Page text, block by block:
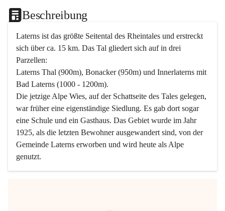
Beschreibung
Laterns ist das größte Seitental des Rheintales und erstreckt
sich über ca. 15 km. Das Tal gliedert sich auf in drei
Parzellen:
Laterns Thal (900m), Bonacker (950m) und Innerlaterns mit
Bad Laterns (1000 - 1200m).
Die jetzige Alpe Wies, auf der Schattseite des Tales gelegen,
war früher eine eigenständige Siedlung. Es gab dort sogar
eine Schule und ein Gasthaus. Das Gebiet wurde im Jahr
1925, als die letzten Bewohner ausgewandert sind, von der
Gemeinde Laterns erworben und wird heute als Alpe
genutzt.